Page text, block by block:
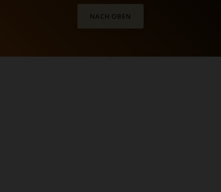
NACH OBEN